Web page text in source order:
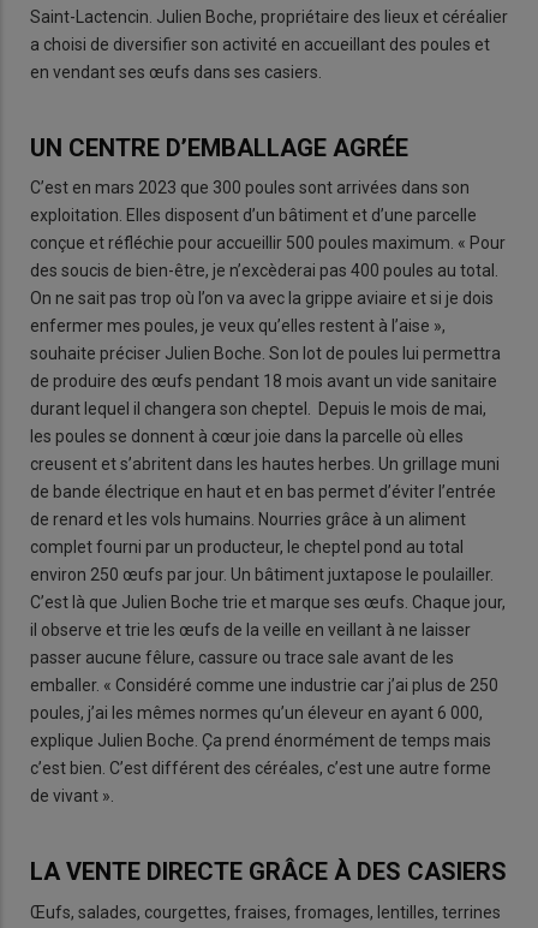
Saint-Lactencin. Julien Boche, propriétaire des lieux et céréalier
a choisi de diversifier son activité en accueillant des poules et
en vendant ses œufs dans ses casiers.
UN CENTRE D’EMBALLAGE AGRÉE
C’est en mars 2023 que 300 poules sont arrivées dans son
exploitation. Elles disposent d’un bâtiment et d’une parcelle
conçue et réfléchie pour accueillir 500 poules maximum. « Pour
des soucis de bien-être, je n’excèderai pas 400 poules au total.
On ne sait pas trop où l’on va avec la grippe aviaire et si je dois
enfermer mes poules, je veux qu’elles restent à l’aise »,
souhaite préciser Julien Boche. Son lot de poules lui permettra
de produire des œufs pendant 18 mois avant un vide sanitaire
durant lequel il changera son cheptel. Depuis le mois de mai,
les poules se donnent à cœur joie dans la parcelle où elles
creusent et s’abritent dans les hautes herbes. Un grillage muni
de bande électrique en haut et en bas permet d’éviter l’entrée
de renard et les vols humains. Nourries grâce à un aliment
complet fourni par un producteur, le cheptel pond au total
environ 250 œufs par jour. Un bâtiment juxtapose le poulailler.
C’est là que Julien Boche trie et marque ses œufs. Chaque jour,
il observe et trie les œufs de la veille en veillant à ne laisser
passer aucune fêlure, cassure ou trace sale avant de les
emballer. « Considéré comme une industrie car j’ai plus de 250
poules, j’ai les mêmes normes qu’un éleveur en ayant 6 000,
explique Julien Boche. Ça prend énormément de temps mais
c’est bien. C’est différent des céréales, c’est une autre forme
de vivant ».
LA VENTE DIRECTE GRÂCE À DES CASIERS
Œufs, salades, courgettes, fraises, fromages, lentilles, terrines